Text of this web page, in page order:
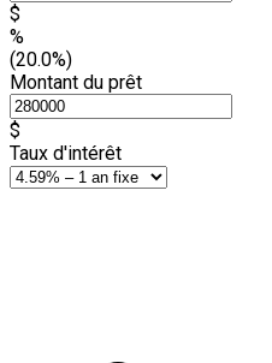
$
%
(20.0%)
Montant du prêt
$
Taux d'intérêt